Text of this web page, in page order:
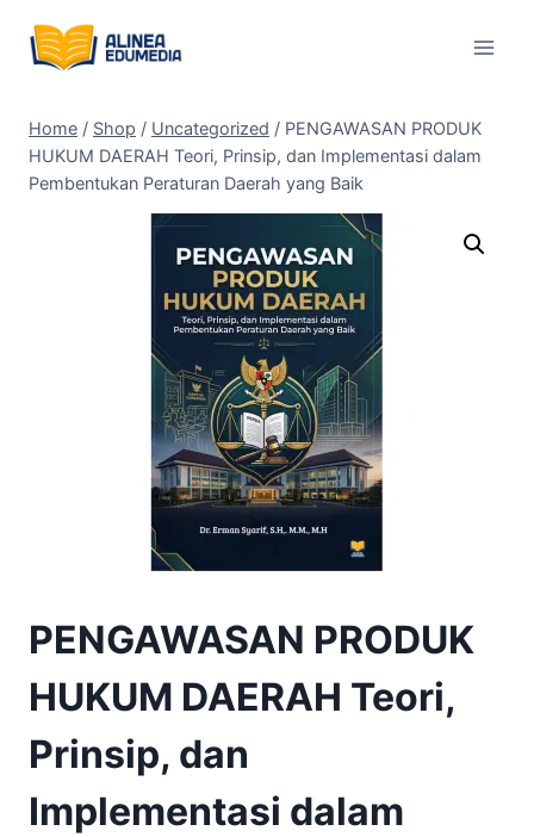
content
Home / Shop / Uncategorized / PENGAWASAN PRODUK
HUKUM DAERAH Teori, Prinsip, dan Implementasi dalam
Pembentukan Peraturan Daerah yang Baik
PENGAWASAN PRODUK
HUKUM DAERAH Teori,
Prinsip, dan
Implementasi dalam